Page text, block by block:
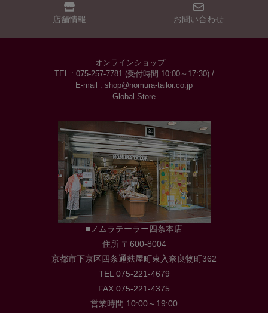
店舗情報 お問い合わせ
オンラインショップ
TEL : 075-257-7781 (受付時間 10:00～17:30) /
E-mail : shop@nomura-tailor.co.jp
Global Store
■ノムラテーラー四条本店
住所 〒600-8004
京都市下京区四条通麩屋町東入奈良物町362
TEL 075-221-4679
FAX 075-221-4375
営業時間 10:00～19:00